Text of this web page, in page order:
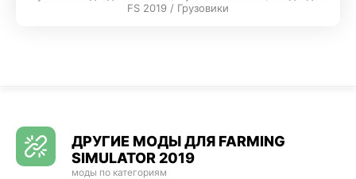
FS 2019 / Грузовики
ДРУГИЕ МОДЫ ДЛЯ FARMING
SIMULATOR 2019
моды по категориям